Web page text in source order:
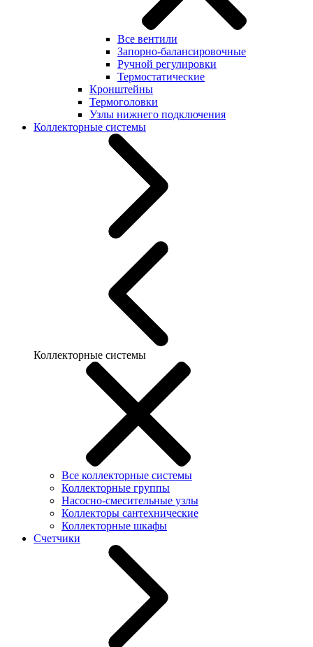
Все вентили
Запорно-балансировочные
Ручной регулировки
Термостатические
Кронштейны
Термоголовки
Узлы нижнего подключения
Коллекторные системы
Коллекторные системы
Все коллекторные системы
Коллекторные группы
Насосно-смесительные узлы
Коллекторы сантехнические
Коллекторные шкафы
Счетчики